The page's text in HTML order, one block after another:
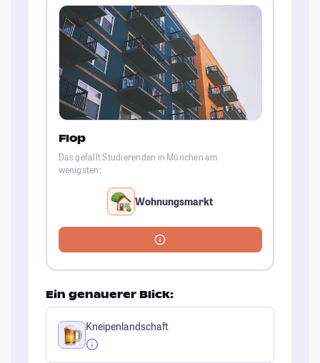
Flop
Das gefällt Studierenden in München am
wenigsten:
Wohnungsmarkt
Ein genauerer Blick:
Kneipenlandschaft